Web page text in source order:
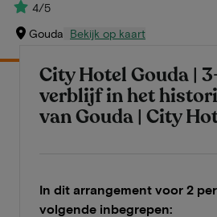
4/5
Gouda Bekijk op kaart
City Hotel Gouda |
verblijf in het
van Gouda | City
In dit arrangement voor 2
volgende inbegrepen: